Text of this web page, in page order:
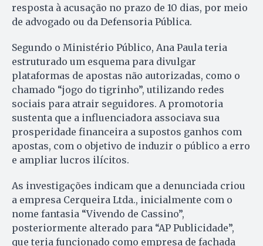
resposta à acusação no prazo de 10 dias, por meio
de advogado ou da Defensoria Pública.
Segundo o Ministério Público, Ana Paula teria
estruturado um esquema para divulgar
plataformas de apostas não autorizadas, como o
chamado “jogo do tigrinho”, utilizando redes
sociais para atrair seguidores. A promotoria
sustenta que a influenciadora associava sua
prosperidade financeira a supostos ganhos com
apostas, com o objetivo de induzir o público a erro
e ampliar lucros ilícitos.
As investigações indicam que a denunciada criou
a empresa Cerqueira Ltda., inicialmente com o
nome fantasia “Vivendo de Cassino”,
posteriormente alterado para “AP Publicidade”,
que teria funcionado como empresa de fachada